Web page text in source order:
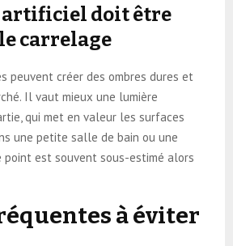
artificiel doit être
carrelage
peuvent créer des ombres dures et
Il vaut mieux une lumière
qui met en valeur les surfaces
une petite salle de bain ou une
point est souvent sous-estimé alors
à éviter